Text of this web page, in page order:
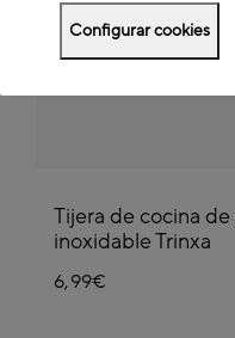
Tijera de cocina
inoxidable Trinxa
6,99€
Configurar cookies